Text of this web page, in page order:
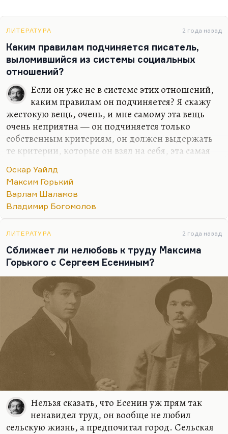
ЛИТЕРАТУРА 2 года назад
Каким правилам подчиняется писатель,
выломившийся из системы социальных
отношений?
Если он уже не в системе этих отношений,
каким правилам он подчиняется? Я скажу
жестокую вещь, очень, и мне самому эта вещь
очень неприятна — он подчиняется только
собственным критериям, он должен выдержать
те критерии, которые он взял на себя, эта самая
самим собой, с самим собой!»
уже над ним не властно, он должен
соответствовать собственному уровню, а это
самое трудное. Вот Горький сломался, например,
стала слишком много значить репутация. Он в
последние годы всё время говорил: «Биографию
испортишь». И испортил себе биографию, хуже
всех испортил себе биографию; хуже, чем…
Оскар Уайлд
Максим Горький
Варлам Шаламов
Владимир Богомолов
ЛИТЕРАТУРА 2 года назад
Сближает ли нелюбовь к труду Максима
Горького с Сергеем Есениным?
Нельзя сказать, что Есенин уж прям так
ненавидел труд, он вообще не любил
сельскую жизнь, а предпочитал город. Сельская